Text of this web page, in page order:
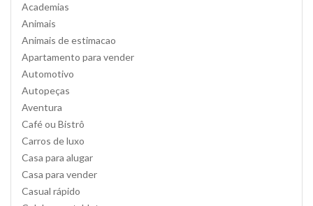
Academias
Animais
Animais de estimacao
Apartamento para vender
Automotivo
Autopeças
Aventura
Café ou Bistrô
Carros de luxo
Casa para alugar
Casa para vender
Casual rápido